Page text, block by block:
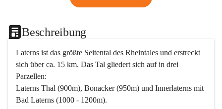
Beschreibung
Laterns ist das größte Seitental des Rheintales und erstreckt
sich über ca. 15 km. Das Tal gliedert sich auf in drei
Parzellen:
Laterns Thal (900m), Bonacker (950m) und Innerlaterns mit
Bad Laterns (1000 - 1200m).